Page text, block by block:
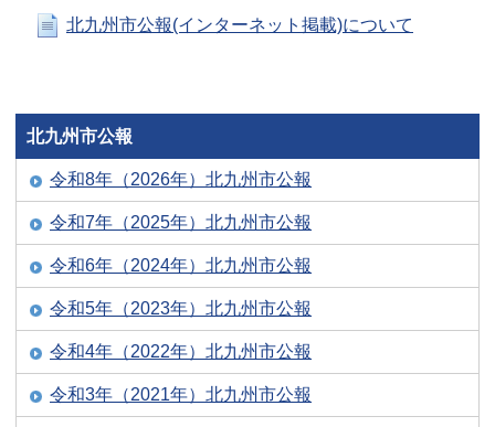
北九州市公報(インターネット掲載)について
北九州市公報
令和8年（2026年）北九州市公報
令和7年（2025年）北九州市公報
令和6年（2024年）北九州市公報
令和5年（2023年）北九州市公報
令和4年（2022年）北九州市公報
令和3年（2021年）北九州市公報